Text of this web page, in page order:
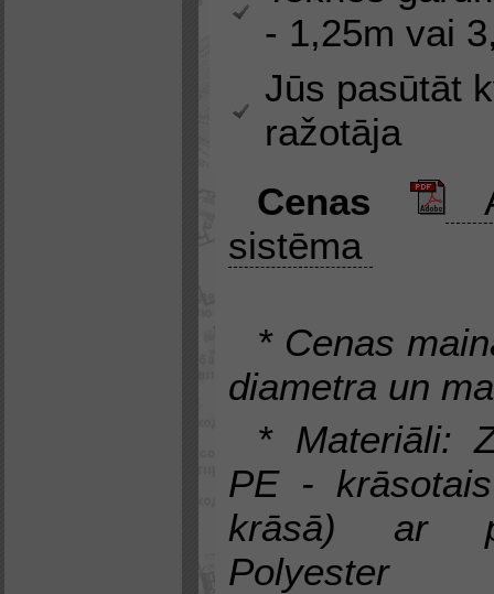
- 1,25m vai
Jūs pasūtāt
ražotāja
Cenas
sistēma
* Cenas
diametra un
* Materiāli:
PE -
krāsā) ar
Polyester